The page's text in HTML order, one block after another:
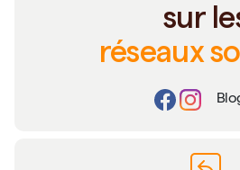
sur
réseaux